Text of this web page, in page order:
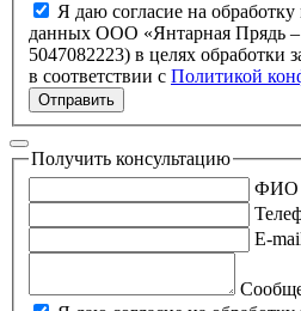
Я даю согласие на
данных ООО «Янтарная Прядь
5047082223) в целях обработки запроса и обратной связи,
в соответствии с Политикой
Отправить
Получить консультацию
ФИО
E-